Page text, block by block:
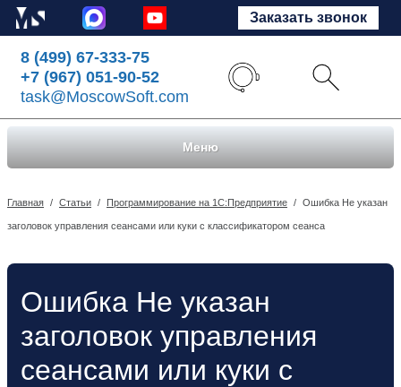
Заказать звонок
8 (499) 67-333-75
+7 (967) 051-90-52
task@MoscowSoft.com
Меню
Главная / Статьи / Программирование на 1С:Предприятие / Ошибка Не указан
заголовок управления сеансами или куки с классификатором сеанса
Ошибка Не указан
заголовок управления
сеансами или куки с